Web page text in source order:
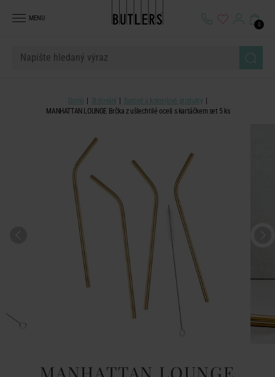
MENU
0
Domů Stolování
Barové a koktejlové produkty
MANHATTAN LOUNGE Brčka z ušlechtilé oceli s kartáčkem set 5 ks
MANHATTAN LOUNGE